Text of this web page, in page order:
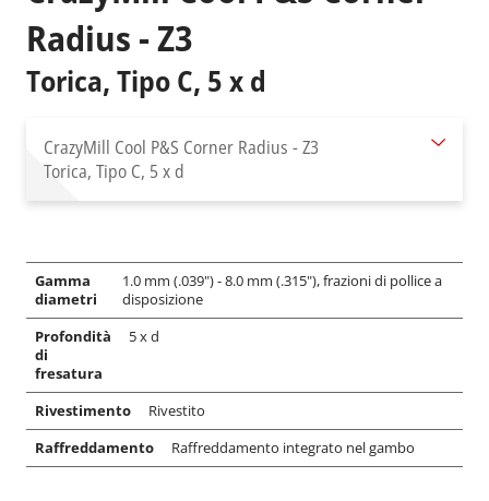
Radius - Z3
Torica, Tipo C, 5 x d
CrazyMill Cool P&S Corner Radius - Z3
Torica, Tipo C, 5 x d
Gamma
diametri
1.0 mm (.039") - 8.0 mm (.315"), frazioni di pollice a
disposizione
Profondità
di
fresatura
5 x d
Rivestimento
Rivestito
Raffreddamento
Raffreddamento integrato nel gambo